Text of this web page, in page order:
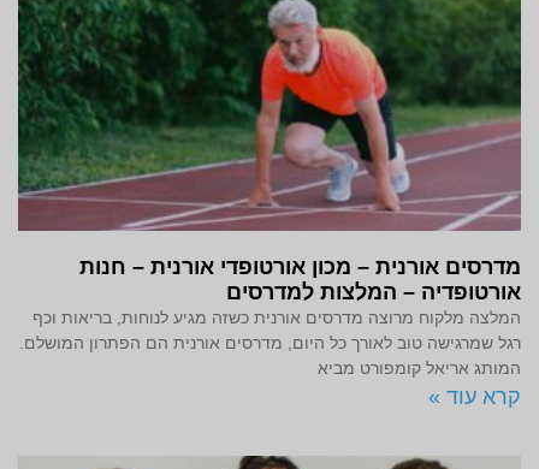
מדרסים אורנית – מכון אורטופדי אורנית – חנות
אורטופדיה – המלצות למדרסים
המלצה מלקוח מרוצה מדרסים אורנית כשזה מגיע לנוחות, בריאות וכף
רגל שמרגישה טוב לאורך כל היום, מדרסים אורנית הם הפתרון המושלם.
המותג אריאל קומפורט מביא
קרא עוד »